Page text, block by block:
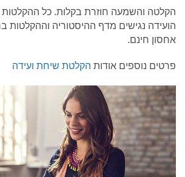
הקלטה והשמעה חוזרת בקלות. כל ההקלטות
אחסון חינם.
פרטים נוספים אודות הקלטת שיחת ועידה